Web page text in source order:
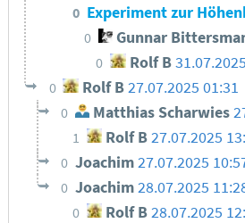
0 Experiment zur
0 Gunnar
0 Rolf B
0 Rolf B27.07.2025 01:31
0 Matthias Scharwies
1 Rolf B 27.07.2025
0 Joachim27.07.2025
0 Joachim28.07.2025
0 Rolf B 28.07.2025